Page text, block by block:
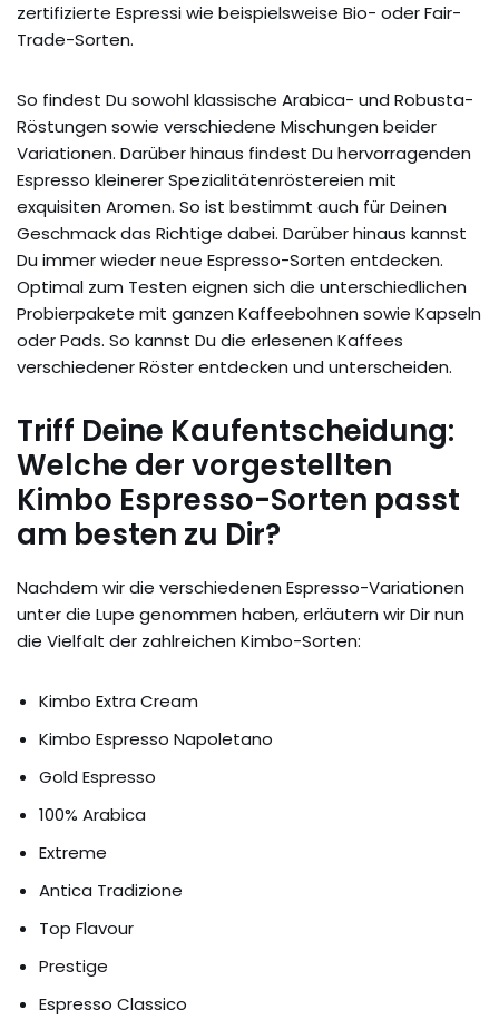
zertifizierte Espressi wie beispielsweise Bio- oder Fair-
Trade-Sorten.
So findest Du sowohl klassische Arabica- und Robusta-
Röstungen sowie verschiedene Mischungen beider
Variationen. Darüber hinaus findest Du hervorragenden
Espresso kleinerer Spezialitätenröstereien mit
exquisiten Aromen. So ist bestimmt auch für Deinen
Geschmack das Richtige dabei. Darüber hinaus kannst
Du immer wieder neue Espresso-Sorten entdecken.
Optimal zum Testen eignen sich die unterschiedlichen
Probierpakete mit ganzen Kaffeebohnen sowie Kapseln
oder Pads. So kannst Du die erlesenen Kaffees
verschiedener Röster entdecken und unterscheiden.
Triff Deine Kaufentscheidung:
Welche der vorgestellten
Kimbo Espresso-Sorten passt
am besten zu Dir?
Nachdem wir die verschiedenen Espresso-Variationen
unter die Lupe genommen haben, erläutern wir Dir nun
die Vielfalt der zahlreichen Kimbo-Sorten:
Kimbo Extra Cream
Kimbo Espresso Napoletano
Gold Espresso
100% Arabica
Extreme
Antica Tradizione
Top Flavour
Prestige
Espresso Classico